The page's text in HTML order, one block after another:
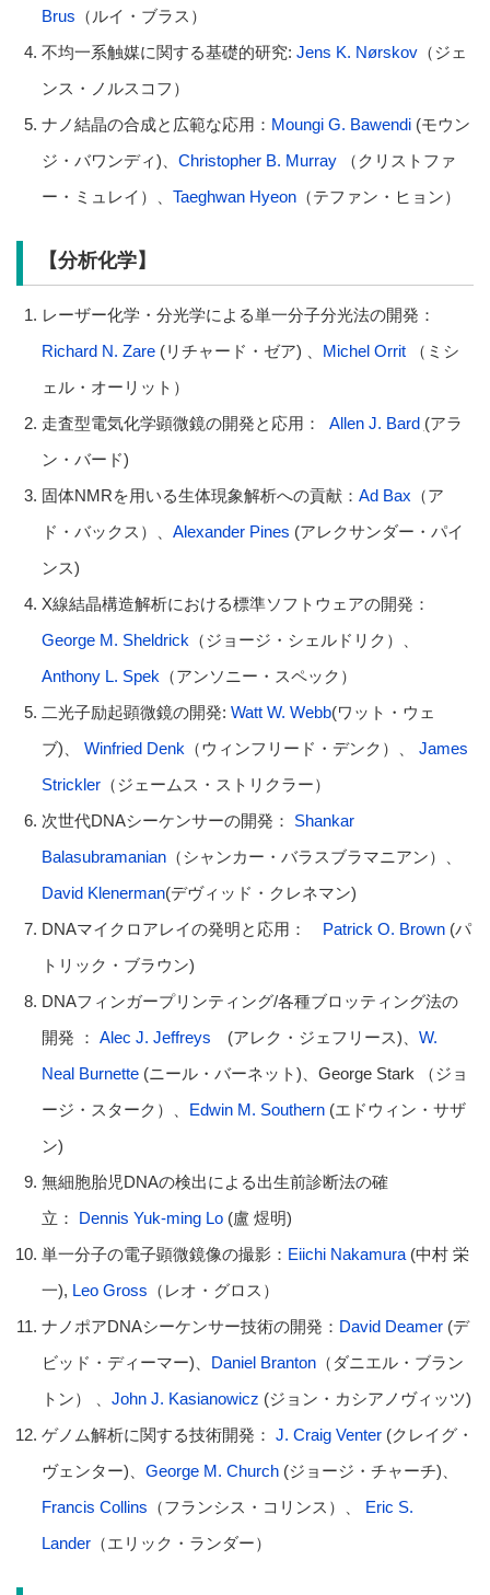
Brus （ルイ・ブラス）
不均一系触媒に関する基礎的研究: Jens K. Nørskov（ジェ
ンス・ノルスコフ）
ナノ結晶の合成と広範な応用： Moungi G. Bawendi(モウン
ジ・バワンディ)、 Christopher B. Murray（クリストファ
ー・ミュレイ）、 Taeghwan Hyeon（テファン・ヒョン）
【分析化学】
レーザー化学・分光学による単一分子分光法の開発：
Richard N. Zare (リチャード・ゼア) 、 Michel Orrit（ミシ
ェル・オーリット）
走査型電気化学顕微鏡の開発と応用： Allen J. Bard (アラ
ン・バード)
固体NMRを用いる生体現象解析への貢献： Ad Bax （ア
ド・バックス）、 Alexander Pines (アレクサンダー・パイ
ンス)
X線結晶構造解析における標準ソフトウェアの開発：
George M. Sheldrick （ジョージ・シェルドリク）、
Anthony L. Spek （アンソニー・スペック）
二光子励起顕微鏡の開発: Watt W. Webb(ワット・ウェ
ブ)、 Winfried Denk （ウィンフリード・デンク）、 James
Strickler（ジェームス・ストリクラー）
次世代DNAシーケンサーの開発： Shankar
Balasubramanian（シャンカー・バラスブラマニアン）、
David Klenerman(デヴィッド・クレネマン)
DNAマイクロアレイの発明と応用： Patrick O. Brown(パ
トリック・ブラウン)
DNAフィンガープリンティング/各種ブロッティング法の
開発 ： Alec J. Jeffreys (アレク・ジェフリース)、 W.
Neal Burnette(ニール・バーネット)、George Stark （ジョ
ージ・スターク）、 Edwin M. Southern(エドウィン・サザ
ン)
無細胞胎児DNAの検出による出生前診断法の確
立： Dennis Yuk-ming Lo(盧 煜明)
単一分子の電子顕微鏡像の撮影： Eiichi Nakamura(中村 栄
一), Leo Gross （レオ・グロス）
ナノポアDNAシーケンサー技術の開発： David Deamer(デ
ビッド・ディーマー)、 Daniel Branton（ダニエル・ブラン
トン） 、 John J. Kasianowicz (ジョン・カシアノヴィッツ)
ゲノム解析に関する技術開発： J. Craig Venter (クレイグ・
ヴェンター)、 George M. Church(ジョージ・チャーチ)、
Francis Collins （フランシス・コリンス）、 Eric S.
Lander（エリック・ランダー）